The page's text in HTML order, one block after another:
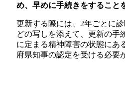
め、早めに手続きをすること
更新する際には、2年ごとに
どの写しを添えて、更新の手
に定まる精神障害の状態にあ
府県知事の認定を受ける必要